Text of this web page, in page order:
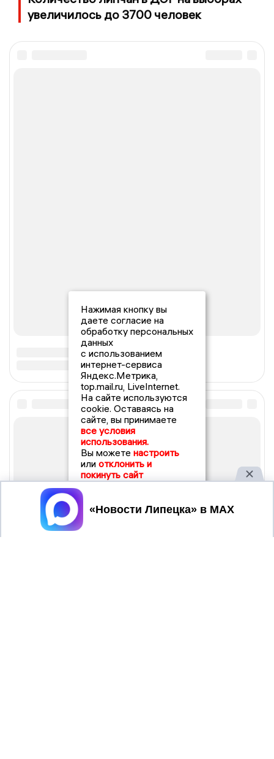
увеличилось до 3700 человек
Нажимая кнопку вы
даете согласие на
обработку персональных
данных
с использованием
интернет-сервиса
Яндекс.Метрика,
top.mail.ru, LiveInternet.
На сайте используются
cookie. Оставаясь на
сайте, вы принимаете
все условия
использования.
Вы можете настроить
или отклонить и
покинуть сайт
Принять